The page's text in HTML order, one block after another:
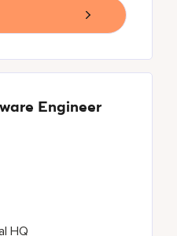
Engineer
HQ